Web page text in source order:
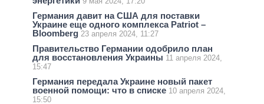
Германия давит на США для поставки
Украине еще одного комплекса Patriot –
Bloomberg 23 апреля 2024, 11:27
Правительство Германии одобрило план
для восстановления Украины 11 апреля 2024,
15:47
Германия передала Украине новый пакет
военной помощи: что в списке 10 апреля 2024,
15:50